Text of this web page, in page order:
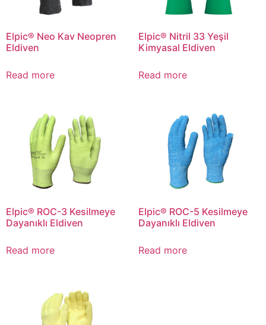
Elpic® Neo Kav Neopren
Eldiven
Read more
Elpic® Nitril 33 Yeşil
Kimyasal Eldiven
Read more
Elpic® ROC-3 Kesilmeye
Dayanıklı Eldiven
Read more
Elpic® ROC-5 Kesilmeye
Dayanıklı Eldiven
Read more